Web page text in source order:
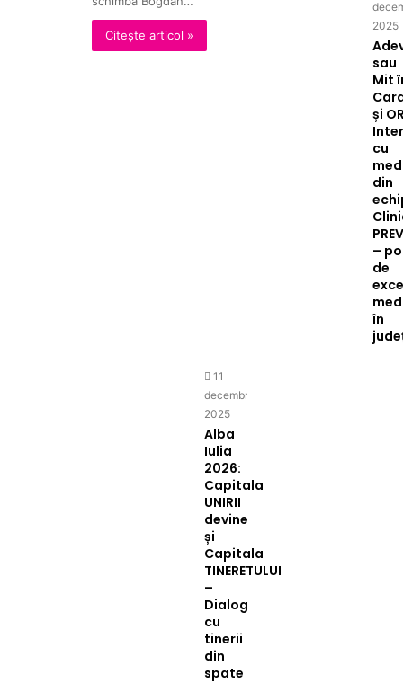
Citește articol »
2025
sau
Mit
și
cu
din
–
de
în
11
decembrie
2025
Alba
Iulia
2026:
Capitala
UNIRII
devine
și
Capitala
TINERETULUI
–
Dialog
cu
tinerii
din
spate